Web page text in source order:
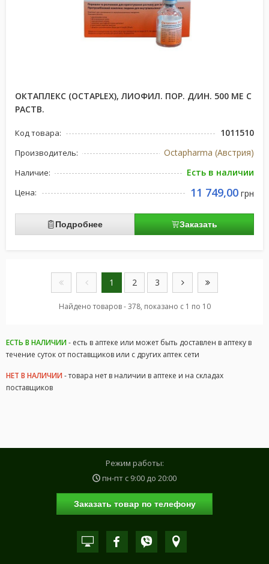
ОКТАПЛЕКС (OCTAPLEX), ЛИОФИЛ. ПОР. Д/ИН. 500 МЕ С
РАСТВ.
Код товара: 1011510
Производитель: Octapharma (Австрия)
Наличие: Есть в наличии
Цена: 11 749,00 грн
Подробнее Заказать
1 2 3
Найдено товаров - 378, показано с 1 по 10
ЕСТЬ В НАЛИЧИИ- есть в аптеке или может быть доставлен в аптеку в
течение суток от поставщиков или с других аптек сети
НЕТ В НАЛИЧИИ- товара нет в наличии в аптеке и на складах
поставщиков
Режим работы:
пн-пт с 9:00 до 20:00
Заказать товар по телефону